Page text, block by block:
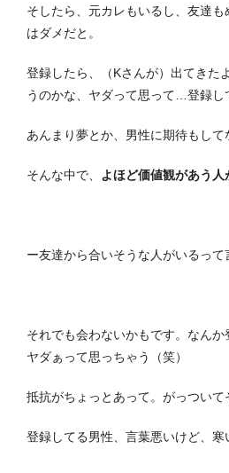
そしたら、元カレもいるし、友達
はダメだと。
登録したら、（Kさんが）出てきた
うのかな、ヤダって思って…登録し
あんまり夢とか、男性に期待もして
そんな中で、 よほど価値観があう
ー友達から合いそうな人がいるって
それでも会わないかもです。なん
ヤダぁって思っちゃう（笑）
抵抗がちょっとあって。がっついて
登録してる男性、言葉悪いけど、寒